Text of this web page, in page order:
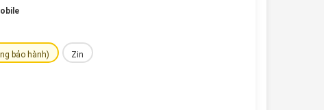
bảo hành) Zin